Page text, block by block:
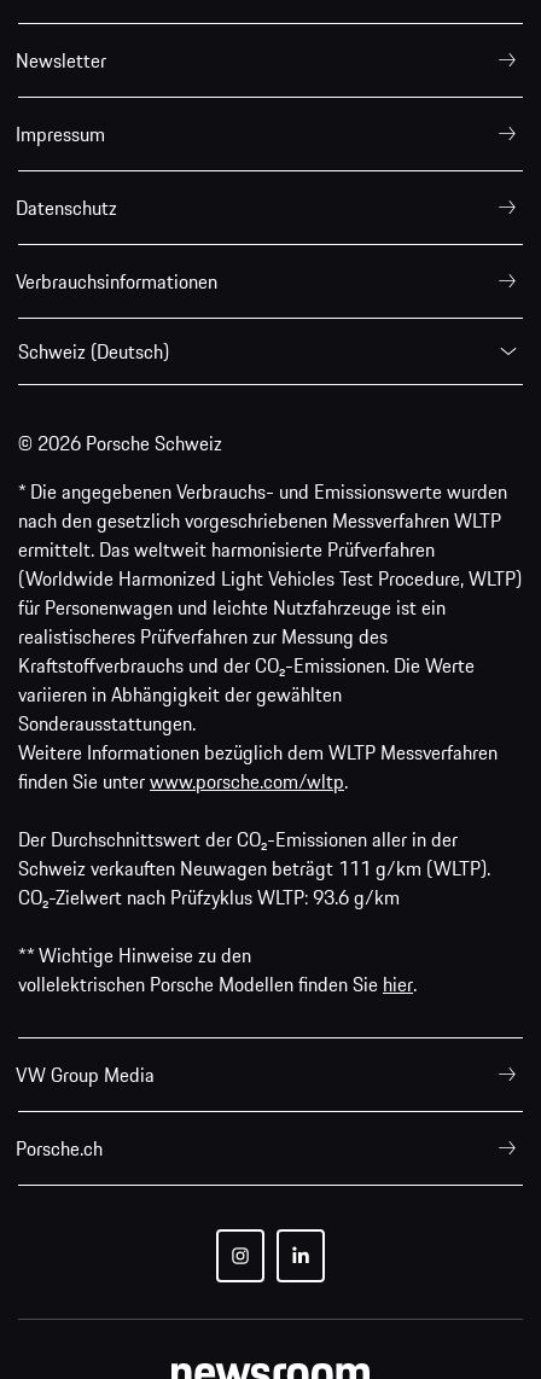
Newsletter
Impressum
Datenschutz
Verbrauchsinformationen
Schweiz (Deutsch)
© 2026 Porsche Schweiz
* Die angegebenen Verbrauchs- und Emissionswerte wurden
nach den gesetzlich vorgeschriebenen Messverfahren WLTP
ermittelt. Das weltweit harmonisierte Prüfverfahren
(Worldwide Harmonized Light Vehicles Test Procedure, WLTP)
für Personenwagen und leichte Nutzfahrzeuge ist ein
realistischeres Prüfverfahren zur Messung des
Kraftstoffverbrauchs und der CO₂-Emissionen. Die Werte
variieren in Abhängigkeit der gewählten
Sonderausstattungen.
Weitere Informationen bezüglich dem WLTP Messverfahren
finden Sie unterwww.porsche.com/wltp.
Der Durchschnittswert der CO₂-Emissionen aller in der
Schweiz verkauften Neuwagen beträgt 111 g/km (WLTP).
CO₂-Zielwert nach Prüfzyklus WLTP: 93.6 g/km
** Wichtige Hinweise zu den
vollelektrischen Porsche Modellen finden Sie hier.
VW Group Media
Porsche.ch